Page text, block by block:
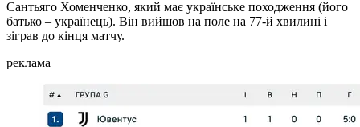
Сантьяго Хоменченко, який має українське походження (його
батько – українець). Він вийшов на поле на 77-й хвилині і
зіграв до кінця матчу.
реклама